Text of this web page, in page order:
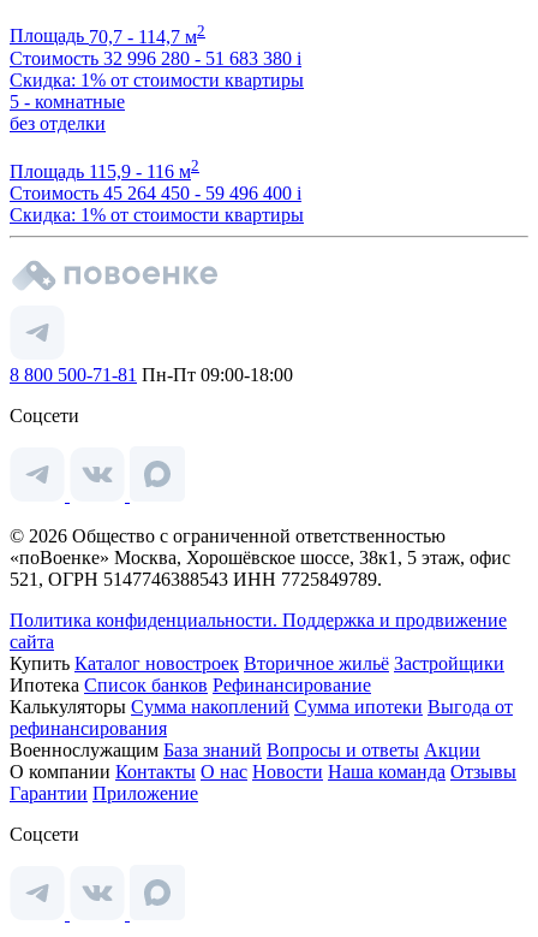
Площадь 70,7 - 114,7 м2
Стоимость 32 996 280 - 51 683 380 i
Скидка: 1% от стоимости квартиры
5 - комнатные
без отделки
Площадь 115,9 - 116 м2
Стоимость 45 264 450 - 59 496 400 i
Скидка: 1% от стоимости квартиры
8 800 500-71-81 Пн-Пт 09:00-18:00
Соцсети
© 2026 Общество с ограниченной ответственностью
«поВоенке» Москва, Хорошёвское шоссе, 38к1, 5 этаж, офис
521, ОГРН 5147746388543 ИНН 7725849789.
Политика конфиденциальности. Поддержка и продвижение
сайта
Купить Каталог новостроек Вторичное жильё Застройщики
Ипотека Список банков Рефинансирование
Калькуляторы Сумма накоплений Сумма ипотеки Выгода от
рефинансирования
Военнослужащим База знаний Вопросы и ответы Акции
О компании Контакты О нас Новости Наша команда Отзывы
Гарантии Приложение
Соцсети